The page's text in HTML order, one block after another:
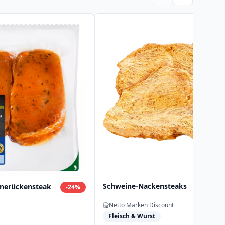
-24% Schweine-Nackensteaks
Netto Marken Discount
Fleisch & Wurst